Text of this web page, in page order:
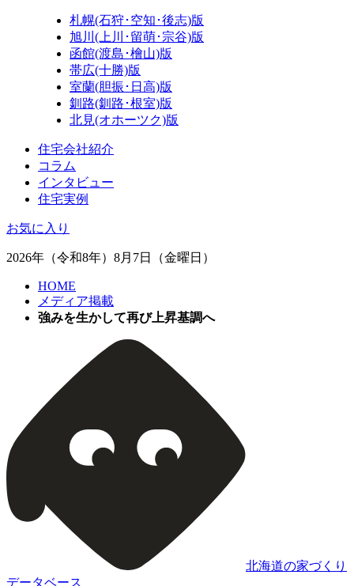
札幌(石狩･空知･後志)版
旭川(上川･留萌･宗谷)版
函館(渡島･檜山)版
帯広(十勝)版
室蘭(胆振･日高)版
釧路(釧路･根室)版
北見(オホーツク)版
住宅会社紹介
コラム
インタビュー
住宅実例
お気に入り
2026年（令和8年）8月7日（金曜日）
HOME
メディア掲載
強みを生かして再び上昇基調へ
北海道の家づくり
データベース